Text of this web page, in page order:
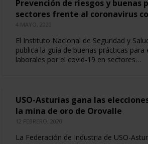
Prevención de riesgos y buenas
sectores frente al coronavirus
4 MAYO, 2020
El Instituto Nacional de Seguridad y
publica la guía de buenas prácticas para
laborales por el covid-19 en sectores…
USO-Asturias gana las
la mina de oro de Orovalle
12 FEBRERO, 2020
La Federación de Industria de USO-